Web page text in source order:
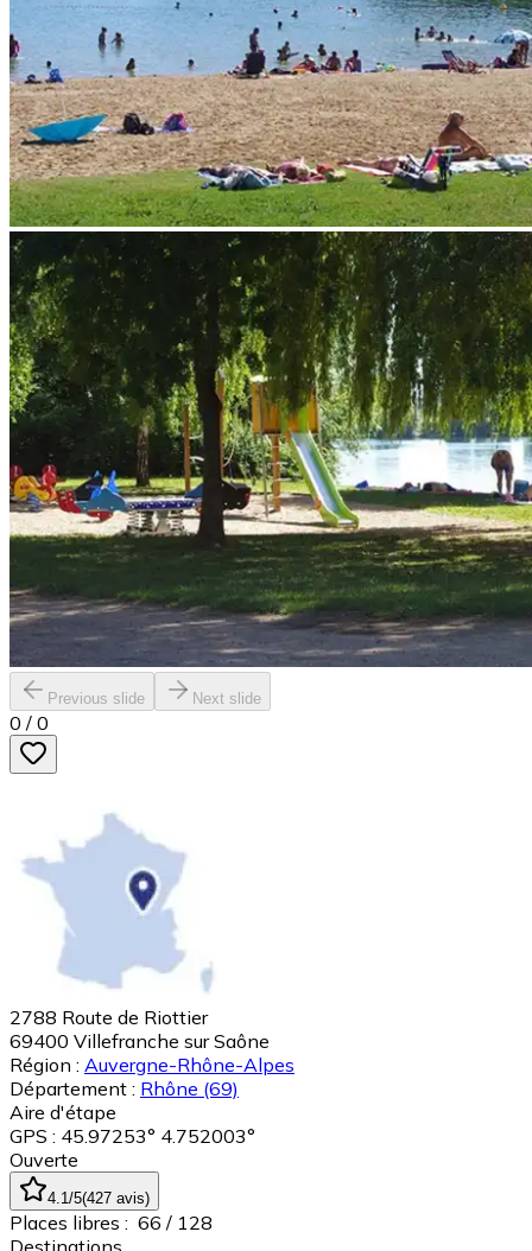
Previous slide Next slide
0 / 0
2788 Route de Riottier
69400 Villefranche sur Saône
Région : Auvergne-Rhône-Alpes
Département : Rhône (69)
Aire d'étape
GPS : 45.97253° 4.752003°
Ouverte
4.1/5(427 avis)
Places libres : 66 / 128